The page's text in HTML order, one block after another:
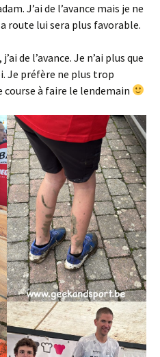
J’ai de l’avance mais je ne
route lui sera plus favorable.
de l’avance. Je n’ai plus que
Je préfère ne plus trop
course à faire le lendemain